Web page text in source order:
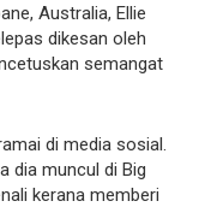
Australia, Ellie
dikesan oleh
semangat
di media sosial.
dia muncul di Big
kerana memberi